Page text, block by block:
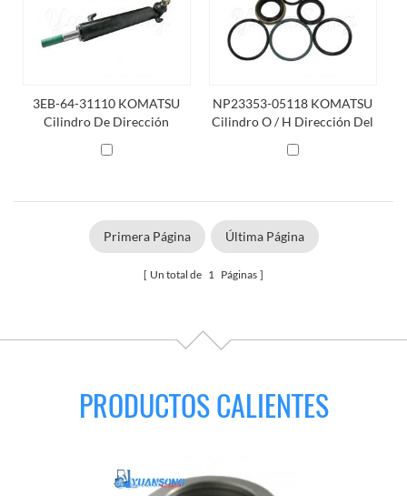
3EB-64-31110 KOMATSU
Cilindro De Dirección
NP23353-05118 KOMATSU
Cilindro O / H Dirección Del
Primera Página Última Página
Un total de 1 Páginas
PRODUCTOS CALIENTES